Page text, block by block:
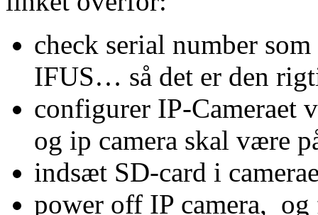
check serial number
IFUS… så det er den
configurer IP-Cameraet
og ip camera skal være
indsæt SD-card i
power off IP camera,